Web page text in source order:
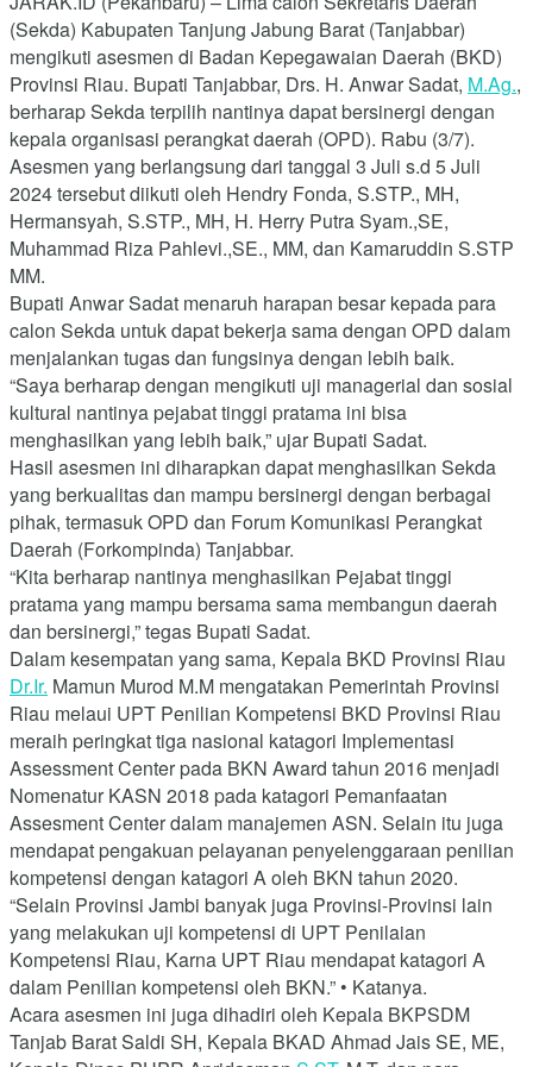
(Sekda) Kabupaten Tanjung Jabung Barat (Tanjabbar)
mengikuti asesmen di Badan Kepegawaian Daerah (BKD)
Provinsi Riau. Bupati Tanjabbar, Drs. H. Anwar Sadat, M.Ag.,
berharap Sekda terpilih nantinya dapat bersinergi dengan
kepala organisasi perangkat daerah (OPD). Rabu (3/7).
Asesmen yang berlangsung dari tanggal 3 Juli s.d 5 Juli
2024 tersebut diikuti oleh Hendry Fonda, S.STP., MH,
Hermansyah, S.STP., MH, H. Herry Putra Syam.,SE,
Muhammad Riza Pahlevi.,SE., MM, dan Kamaruddin S.STP
MM.
Bupati Anwar Sadat menaruh harapan besar kepada para
calon Sekda untuk dapat bekerja sama dengan OPD dalam
menjalankan tugas dan fungsinya dengan lebih baik.
“Saya berharap dengan mengikuti uji managerial dan sosial
kultural nantinya pejabat tinggi pratama ini bisa
menghasilkan yang lebih baik,” ujar Bupati Sadat.
Hasil asesmen ini diharapkan dapat menghasilkan Sekda
yang berkualitas dan mampu bersinergi dengan berbagai
pihak, termasuk OPD dan Forum Komunikasi Perangkat
Daerah (Forkompinda) Tanjabbar.
“Kita berharap nantinya menghasilkan Pejabat tinggi
pratama yang mampu bersama sama membangun daerah
dan bersinergi,” tegas Bupati Sadat.
Dalam kesempatan yang sama, Kepala BKD Provinsi Riau
Dr.Ir. Mamun Murod M.M mengatakan Pemerintah Provinsi
Riau melaui UPT Penilian Kompetensi BKD Provinsi Riau
meraih peringkat tiga nasional katagori Implementasi
Assessment Center pada BKN Award tahun 2016 menjadi
Nomenatur KASN 2018 pada katagori Pemanfaatan
Assesment Center dalam manajemen ASN. Selain itu juga
mendapat pengakuan pelayanan penyelenggaraan penilian
kompetensi dengan katagori A oleh BKN tahun 2020.
“Selain Provinsi Jambi banyak juga Provinsi-Provinsi lain
yang melakukan uji kompetensi di UPT Penilaian
Kompetensi Riau, Karna UPT Riau mendapat katagori A
dalam Penilian kompetensi oleh BKN.” • Katanya.
Acara asesmen ini juga dihadiri oleh Kepala BKPSDM
Tanjab Barat Saldi SH, Kepala BKAD Ahmad Jais SE, ME,